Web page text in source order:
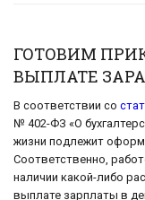
ГОТОВИМ
ВЫПЛАТЕ
В соответствии со
№ 402-ФЗ «О
жизни подлежит
Соответственно,
наличии какой-либо
выплате зарплаты в